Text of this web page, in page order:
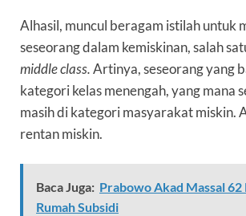
Alhasil, muncul beragam istilah untuk
seseorang dalam kemiskinan, salah
middle class.Artinya, seseorang yang
kategori kelas menengah, yang mana
masih di kategori masyarakat miskin.
rentan miskin.
Baca Juga: Prabowo Akad Massal 62
Rumah Subsidi